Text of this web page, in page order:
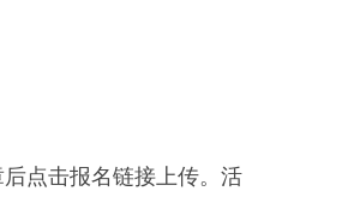
点击报名链接上传。活